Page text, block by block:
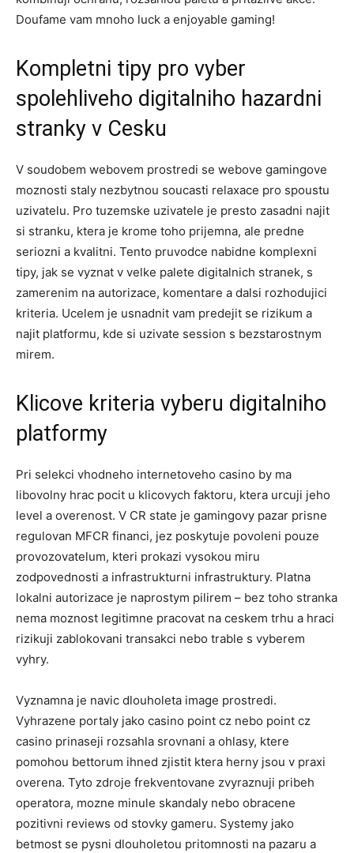
Doufame vam mnoho luck a enjoyable gaming!
Kompletni tipy pro vyber
spolehliveho digitalniho hazardni
stranky v Cesku
V soudobem webovem prostredi se webove gamingove
moznosti staly nezbytnou soucasti relaxace pro spoustu
uzivatelu. Pro tuzemske uzivatele je presto zasadni najit
si stranku, ktera je krome toho prijemna, ale predne
seriozni a kvalitni. Tento pruvodce nabidne komplexni
tipy, jak se vyznat v velke palete digitalnich stranek, s
zamerenim na autorizace, komentare a dalsi rozhodujici
kriteria. Ucelem je usnadnit vam predejit se rizikum a
najit platformu, kde si uzivate session s bezstarostnym
mirem.
Klicove kriteria vyberu digitalniho
platformy
Pri selekci vhodneho internetoveho casino by ma
libovolny hrac pocit u klicovych faktoru, ktera urcuji jeho
level a overenost. V CR state je gamingovy pazar prisne
regulovan MFCR financi, jez poskytuje povoleni pouze
provozovatelum, kteri prokazi vysokou miru
zodpovednosti a infrastrukturni infrastruktury. Platna
lokalni autorizace je naprostym pilirem – bez toho stranka
nema moznost legitimne pracovat na ceskem trhu a hraci
rizikuji zablokovani transakci nebo trable s vyberem
vyhry.
Vyznamna je navic dlouholeta image prostredi.
Vyhrazene portaly jako casino point cz nebo point cz
casino prinaseji rozsahla srovnani a ohlasy, ktere
pomohou bettorum ihned zjistit ktera herny jsou v praxi
overena. Tyto zdroje frekventovane zvyraznuji pribeh
operatora, mozne minule skandaly nebo obracene
pozitivni reviews od stovky gameru. Systemy jako
betmost se pysni dlouholetou pritomnosti na pazaru a